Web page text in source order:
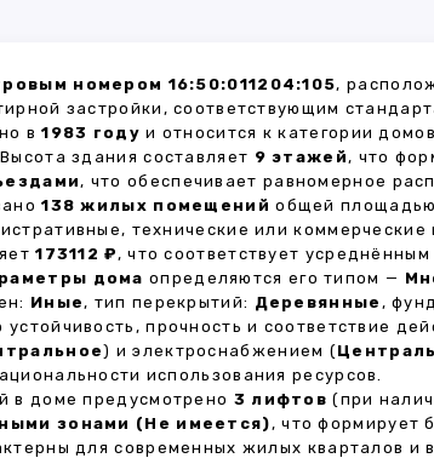
номером 16:50:011204:105,
застройки, соответствующим
в1983 году и относится к категории
здания составляет 9 этажей, что
, что обеспечивает равномерное
138 жилых помещений общей площадью
технические или
173112 ₽, что соответствует
дома определяются его типом —
Иные, тип перекрытий: Деревянные ,
прочность и соответствие
) и электроснабжением (
использования ресурсов.
в доме предусмотрено 3 лифтов (при
зонами (Не имеется), что формирует
для современных жилых кварталов